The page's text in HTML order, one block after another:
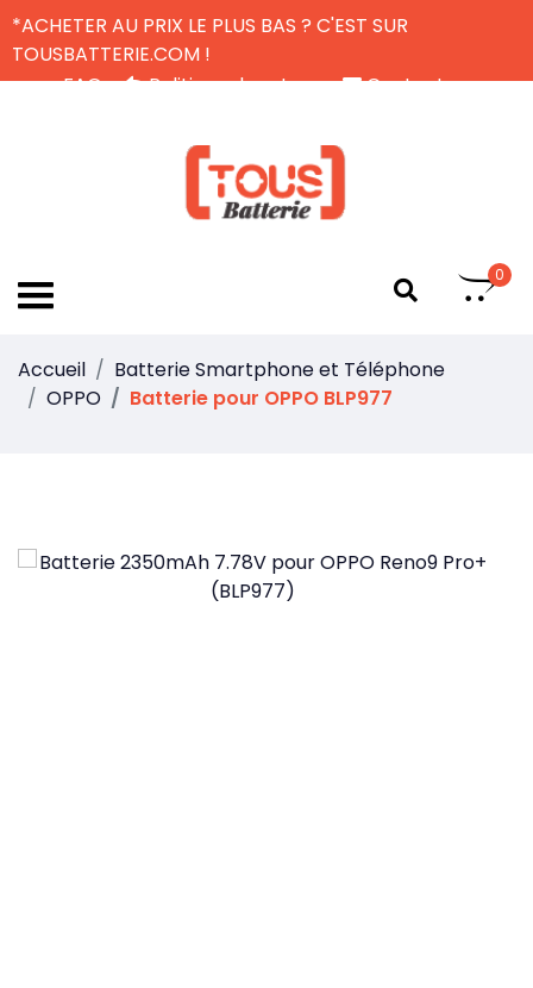
*ACHETER AU PRIX LE PLUS BAS ? C'EST SUR
TOUSBATTERIE.COM !
FAQ
Politique de retour
Contactez-nous
0
Accueil
Batterie Smartphone et Téléphone
OPPO
Batterie pour OPPO BLP977